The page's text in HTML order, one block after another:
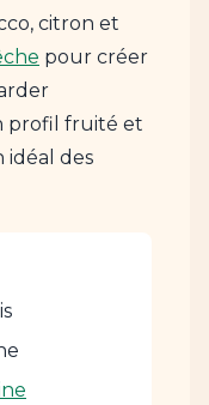
citron et
pour créer
profil fruité et
idéal des